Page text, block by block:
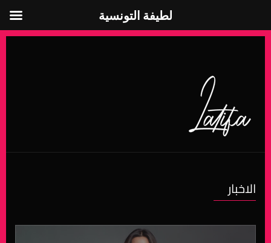
لطيفة التونسية
الاخبار
لطيفة التونسية